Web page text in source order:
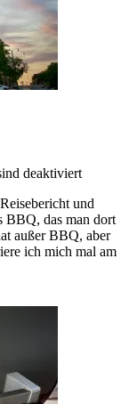
deaktiviert
und
BBQ, das man dort
außer BBQ, aber
ich mich mal am